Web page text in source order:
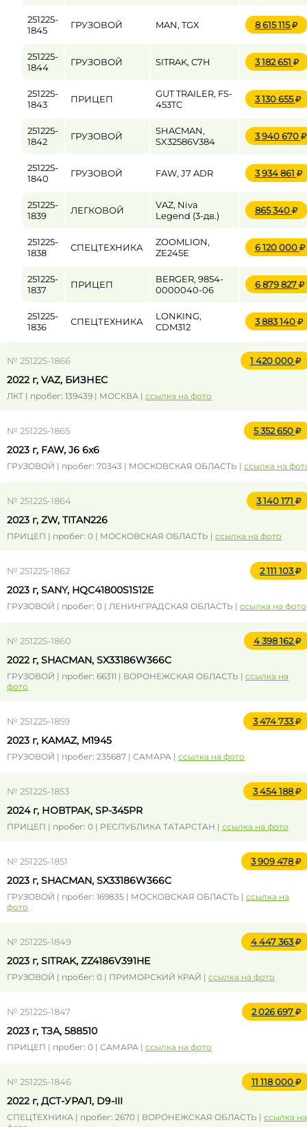
251225-
1845
ГРУЗОВОЙ MAN, TGX 8 615 115
251225-
1844
ГРУЗОВОЙ SITRAK, C7H 3 182 651
251225-
1843
ПРИЦЕП
GUT TRAILER, FS-
453TC
3 130 655
251225-
1842
ГРУЗОВОЙ
SHACMAN,
SX32586V384
3 940 670
251225-
1840
ГРУЗОВОЙ FAW, J7 ADR 3 934 861
251225-
1839
ЛЕГКОВОЙ
VAZ, Niva
Legend (3-дв.)
865 340
251225-
1838
СПЕЦТЕХНИКА
ZOOMLION,
ZE245E
6 120 000
251225-
1837
ПРИЦЕП
BERGER, 9854-
0000040-06
6 879 827
251225-
1836
СПЕЦТЕХНИКА
LONKING,
CDM312
3 883 140
№ 251225-1866 1 420 000
2022 г, VAZ, БИЗНЕС
ЛКТ | пробег: 139439 | МОСКВА | ссылка на фото
№ 251225-1865 5 352 650
2023 г, FAW, J6 6x6
ГРУЗОВОЙ | пробег: 70343 | МОСКОВСКАЯ ОБЛАСТЬ | ссылка на
№ 251225-1864 3 140 171
2023 г, ZW, TITAN226
ПРИЦЕП | пробег: 0 | МОСКОВСКАЯ ОБЛАСТЬ | ссылка на фото
№ 251225-1862 2 111 103
2023 г, SANY, HQC41800S1S12E
ГРУЗОВОЙ | пробег: 0 | ЛЕНИНГРАДСКАЯ ОБЛАСТЬ | ссылка на фото
№ 251225-1860 4 398 162
2022 г, SHACMAN, SX33186W366C
ГРУЗОВОЙ | пробег: 66311 | ВОРОНЕЖСКАЯ ОБЛАСТЬ | ссылка на
фото
№ 251225-1859 3 474 733
2023 г, KAMAZ, M1945
ГРУЗОВОЙ | пробег: 235687 | САМАРА | ссылка на фото
№ 251225-1853 3 454 188
2024 г, НОВТРАК, SP-345PR
ПРИЦЕП | пробег: 0 | РЕСПУБЛИКА ТАТАРСТАН | ссылка на фото
№ 251225-1851 3 909 478
2023 г, SHACMAN, SX33186W366C
ГРУЗОВОЙ | пробег: 169835 | МОСКОВСКАЯ ОБЛАСТЬ | ссылка на
фото
№ 251225-1849 4 447 363
2023 г, SITRAK, ZZ4186V391HE
ГРУЗОВОЙ | пробег: 0 | ПРИМОРСКИЙ КРАЙ | ссылка на фото
№ 251225-1847 2 026 697
2023 г, ТЗА, 588510
ПРИЦЕП | пробег: 0 | САМАРА | ссылка на фото
№ 251225-1846 11 118 000
2022 г, ДСТ-УРАЛ, D9-III
СПЕЦТЕХНИКА | пробег: 2670 | ВОРОНЕЖСКАЯ ОБЛАСТЬ | ссылка на